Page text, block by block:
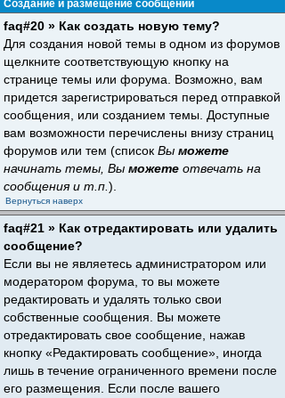
Создание и размещение сообщений
faq#20 » Как создать новую тему?
Для создания новой темы в одном из форумов
щелкните соответствующую кнопку на
странице темы или форума. Возможно, вам
придется зарегистрироваться перед отправкой
сообщения, или созданием темы. Доступные
вам возможности перечислены внизу страниц
форумов или тем (список Вы можете
начинать темы, Вы можете отвечать на
сообщения и т.п. ).
Вернуться наверх
faq#21 » Как отредактировать или удалить
сообщение?
Если вы не являетесь администратором или
модератором форума, то вы можете
редактировать и удалять только свои
собственные сообщения. Вы можете
отредактировать свое сообщение, нажав
кнопку «Редактировать сообщение», иногда
лишь в течение ограниченного времени после
его размещения. Если после вашего